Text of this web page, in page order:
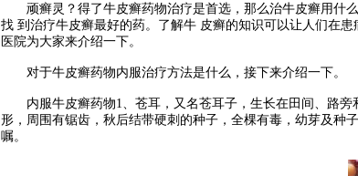
顽癣灵？得了牛皮癣药物治疗是首选，那么治牛皮癣用什么
找 到治疗牛皮癣最好的药。了解牛 皮癣的知识可以让人们在
医院为大家来介绍一下。
对于牛皮癣药物内服治疗方法是什么，接下来介绍一下。
内服牛皮癣药物1、苍耳，又名苍耳子，生长在田间、路旁
形，周围有锯齿，秋后结带硬刺的种子，全棵有毒，幼芽及种
嘱。